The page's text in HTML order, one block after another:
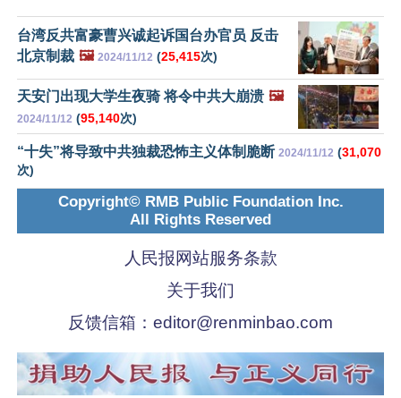
台湾反共富豪曹兴诚起诉国台办官员 反击
北京制裁 🖼️ 2024/11/12 (25,415次)
天安门出现大学生夜骑 将令中共大崩溃 🖼️
2024/11/12 (95,140次)
“十失”将导致中共独裁恐怖主义体制脆断 2024/11/12 (31,070
次)
Copyright© RMB Public Foundation Inc.
All Rights Reserved
人民报网站服务条款
关于我们
反馈信箱： editor@renminbao.com